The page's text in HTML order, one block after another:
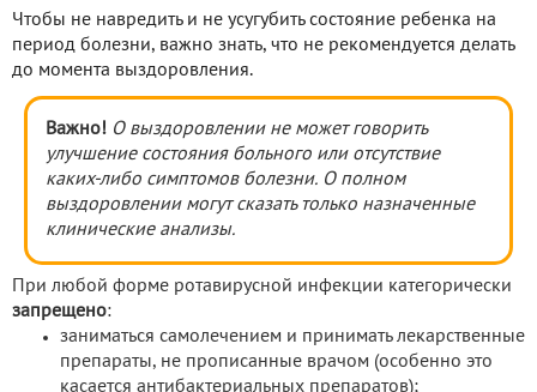
Чтобы не навредить и не усугубить состояние ребенка на
период болезни, важно знать, что не рекомендуется делать
до момента выздоровления.
Важно! О выздоровлении не может говорить
улучшение состояния больного или отсутствие
каких-либо симптомов болезни. О полном
выздоровлении могут сказать только назначенные
клинические анализы.
При любой форме ротавирусной инфекции категорически
запрещено:
заниматься самолечением и принимать лекарственные
препараты, не прописанные врачом (особенно это
касается антибактериальных препаратов);